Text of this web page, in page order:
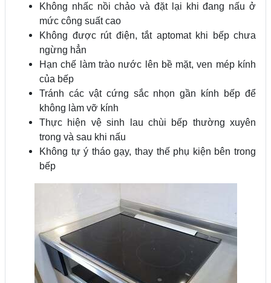
Không nhấc nồi chảo và đặt lại khi đang nấu ở
mức công suất cao
Không được rút điện, tắt aptomat khi bếp chưa
ngừng hẳn
Hạn chế làm trào nước lên bề mặt, ven mép kính
của bếp
Tránh các vật cứng sắc nhọn gần kính bếp để
không làm vỡ kính
Thực hiện vệ sinh lau chùi bếp thường xuyên
trong và sau khi nấu
Không tự ý tháo gạy, thay thế phụ kiện bên trong
bếp